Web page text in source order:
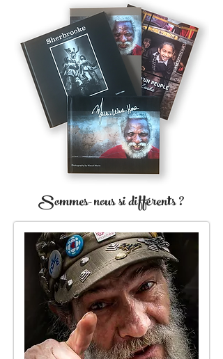
Sommes-nous si différents ?